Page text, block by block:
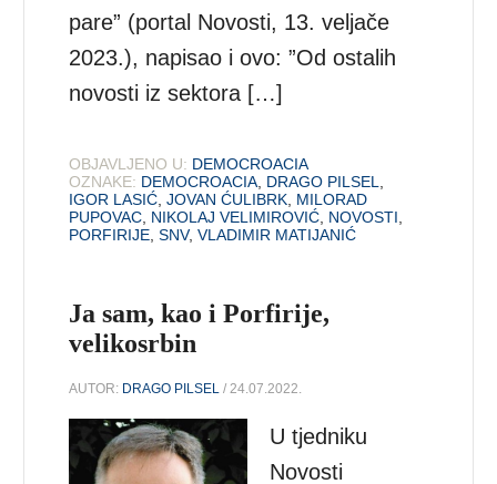
pare” (portal Novosti, 13. veljače
2023.), napisao i ovo: ”Od ostalih
novosti iz sektora […]
OBJAVLJENO U: DEMOCROACIA
OZNAKE: DEMOCROACIA DRAGO PILSEL
IGOR LASIĆ ,JOVAN ĆULIBRK MILORAD
PUPOVAC NIKOLAJ VELIMIROVIĆ NOVOSTI
PORFIRIJE ,SNV,VLADIMIR MATIJANIĆ
Ja sam, kao i Porfirije,
velikosrbin
AUTOR: DRAGO PILSEL / 24.07.2022.
U tjedniku
Novosti